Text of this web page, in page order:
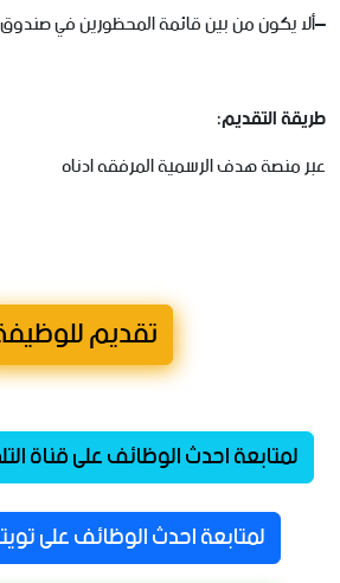
–ألايكونمنبينقائمةالمحظورينفيصندوق
طريقةالتقديم:
عبرمنصةهدفالرسميةالمرفقهادناه
تقديم
لمتابعة احدث الوظائف على قناة
لمتابعة احدث الوظائف على